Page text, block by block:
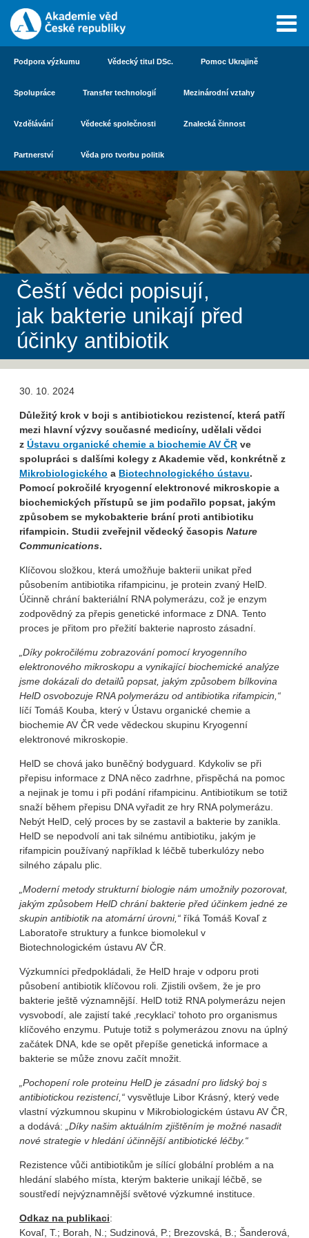
Podpora výzkumu Vědecký titul DSc. Pomoc Ukrajině
Spolupráce Transfer technologií Mezinárodní vztahy
Vzdělávání Vědecké společnosti Znalecká činnost
Partnerství Věda pro tvorbu politik
Čeští vědci popisují,
jak bakterie unikají před
účinky antibiotik
30. 10. 2024
Důležitý krok v boji s antibiotickou rezistencí, která patří
mezi hlavní výzvy současné medicíny, udělali vědci
z Ústavu organické chemie a biochemie AV ČR ve
spolupráci s dalšími kolegy z Akademie věd, konkrétně z
Mikrobiologického a Biotechnologického ústavu.
Pomocí pokročilé kryogenní elektronové mikroskopie a
biochemických přístupů se jim podařilo popsat, jakým
způsobem se mykobakterie brání proti antibiotiku
rifampicin. Studii zveřejnil vědecký časopis Nature
Communications.
Klíčovou složkou, která umožňuje bakterii unikat před
působením antibiotika rifampicinu, je protein zvaný HelD.
Účinně chrání bakteriální RNA polymerázu, což je enzym
zodpovědný za přepis genetické informace z DNA. Tento
proces je přitom pro přežití bakterie naprosto zásadní.
„Díky pokročilému zobrazování pomocí kryogenního
elektronového mikroskopu a vynikající biochemické analýze
jsme dokázali do detailů popsat, jakým způsobem bílkovina
HelD osvobozuje RNA polymerázu od antibiotika rifampicin,“
líčí Tomáš Kouba, který v Ústavu organické chemie a
biochemie AV ČR vede vědeckou skupinu Kryogenní
elektronové mikroskopie.
HelD se chová jako buněčný bodyguard. Kdykoliv se při
přepisu informace z DNA něco zadrhne, přispěchá na pomoc
a nejinak je tomu i při podání rifampicinu. Antibiotikum se totiž
snaží během přepisu DNA vyřadit ze hry RNA polymerázu.
Nebýt HelD, celý proces by se zastavil a bakterie by zanikla.
HelD se nepodvolí ani tak silnému antibiotiku, jakým je
rifampicin používaný například k léčbě tuberkulózy nebo
silného zápalu plic.
„Moderní metody strukturní biologie nám umožnily pozorovat,
jakým způsobem HelD chrání bakterie před účinkem jedné ze
skupin antibiotik na atomární úrovni,“ říká Tomáš Kovaľ z
Laboratoře struktury a funkce biomolekul v
Biotechnologickém ústavu AV ČR.
Výzkumníci předpokládali, že HelD hraje v odporu proti
působení antibiotik klíčovou roli. Zjistili ovšem, že je pro
bakterie ještě významnější. HelD totiž RNA polymerázu nejen
vysvobodí, ale zajistí také ‚recyklaci‘ tohoto pro organismus
klíčového enzymu. Putuje totiž s polymerázou znovu na úplný
začátek DNA, kde se opět přepíše genetická informace a
bakterie se může znovu začít množit.
„Pochopení role proteinu HelD je zásadní pro lidský boj s
antibiotickou rezistencí,“ vysvětluje Libor Krásný, který vede
vlastní výzkumnou skupinu v Mikrobiologickém ústavu AV ČR,
a dodává: „Díky našim aktuálním zjištěním je možné nasadit
nové strategie v hledání účinnější antibiotické léčby.“
Rezistence vůči antibiotikům je sílící globální problém a na
hledání slabého místa, kterým bakterie unikají léčbě, se
soustředí nejvýznamnější světové výzkumné instituce.
Odkaz na publikaci:
Kovaľ, T.; Borah, N.; Sudzinová, P.; Brezovská, B.; Šanderová,